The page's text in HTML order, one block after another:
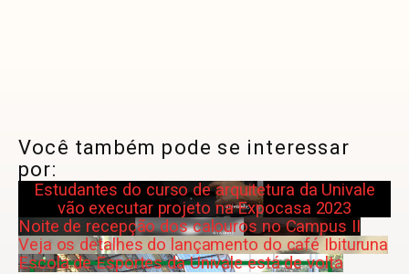
Você também pode se interessar
por:
Estudantes do curso de arquitetura da Univale
vão executar projeto na Expocasa 2023
Noite de recepção dos calouros no Campus II
Veja os detalhes do lançamento do café Ibituruna
Escola de Esportes da Univale está de volta